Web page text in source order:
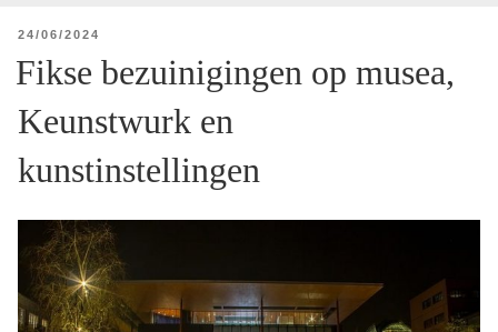
GEPLAATST
24/06/2024
Fikse bezuinigingen op musea,
Keunstwurk en
kunstinstellingen